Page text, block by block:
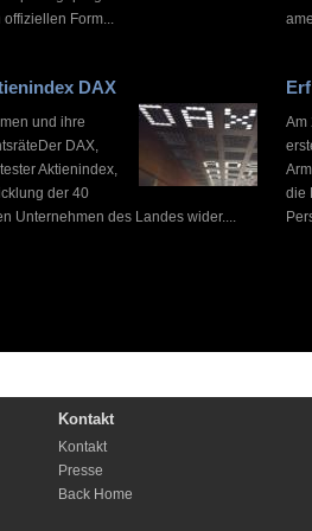
Form...
DAX
und ihre
DAX,
Aktienindex,
der 40
Unternehmen des Landes wider....
Am
die
Kontakt
Kontakt
Presse
Back Home